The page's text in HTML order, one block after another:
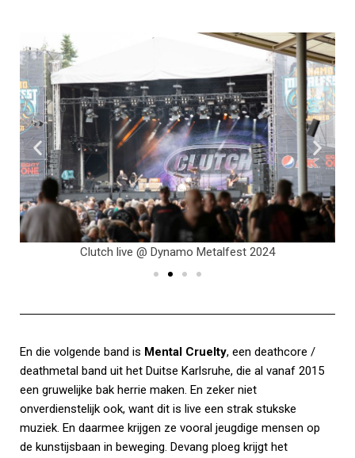
Clutch live @ Dynamo Metalfest 2024
En die volgende band is Mental Cruelty, een deathcore /
deathmetal band uit het Duitse Karlsruhe, die al vanaf 2015
een gruwelijke bak herrie maken. En zeker niet
onverdienstelijk ook, want dit is live een strak stukske
muziek. En daarmee krijgen ze vooral jeugdige mensen op
de kunstijsbaan in beweging. Devang ploeg krijgt het